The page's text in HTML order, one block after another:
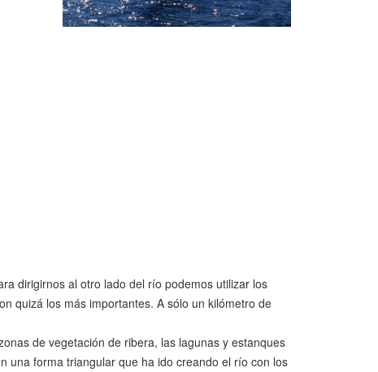
dirigirnos al otro lado del río podemos utilizar los
quizá los más importantes. A sólo un kilómetro de
de vegetación de ribera, las lagunas y estanques
una forma triangular que ha ido creando el río con los